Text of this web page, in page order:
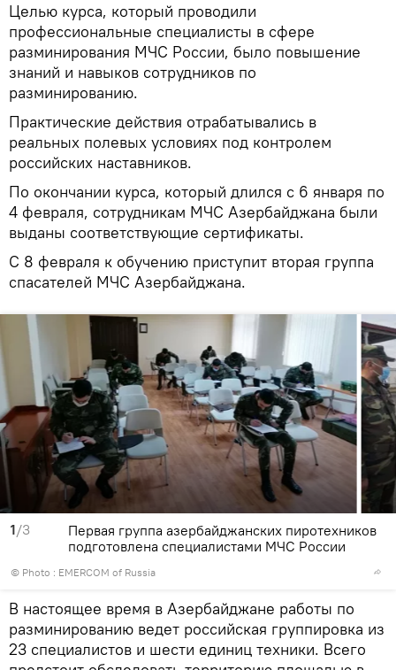
Целью курса, который проводили
профессиональные специалисты в сфере
разминирования МЧС России, было повышение
знаний и навыков сотрудников по
разминированию.
Практические действия отрабатывались в
реальных полевых условиях под контролем
российских наставников.
По окончании курса, который длился с 6 января по
4 февраля, сотрудникам МЧС Азербайджана были
выданы соответствующие сертификаты.
С 8 февраля к обучению приступит вторая группа
спасателей МЧС Азербайджана.
1/3
© Photo : EMERCOM of Russia
Первая группа азербайджанских пиротехников
подготовлена специалистами МЧС России
В настоящее время в Азербайджане работы по
разминированию ведет российская группировка из
23 специалистов и шести единиц техники. Всего